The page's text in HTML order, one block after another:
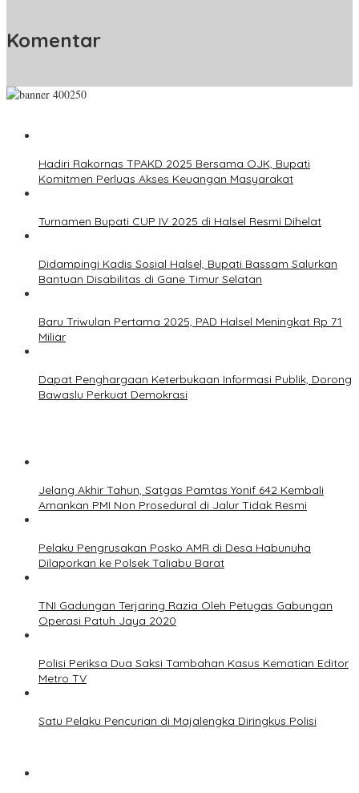
Komentar
Hadiri Rakornas TPAKD 2025 Bersama OJK, Bupati
Komitmen Perluas Akses Keuangan Masyarakat
Turnamen Bupati CUP IV 2025 di Halsel Resmi Dihelat
Didampingi Kadis Sosial Halsel, Bupati Bassam Salurkan
Bantuan Disabilitas di Gane Timur Selatan
Baru Triwulan Pertama 2025, PAD Halsel Meningkat Rp 71
Miliar
Dapat Penghargaan Keterbukaan Informasi Publik, Dorong
Bawaslu Perkuat Demokrasi
Jelang Akhir Tahun, Satgas Pamtas Yonif 642 Kembali
Amankan PMI Non Prosedural di Jalur Tidak Resmi
Pelaku Pengrusakan Posko AMR di Desa Habunuha
Dilaporkan ke Polsek Taliabu Barat
TNI Gadungan Terjaring Razia Oleh Petugas Gabungan
Operasi Patuh Jaya 2020
Polisi Periksa Dua Saksi Tambahan Kasus Kematian Editor
Metro TV
Satu Pelaku Pencurian di Majalengka Diringkus Polisi